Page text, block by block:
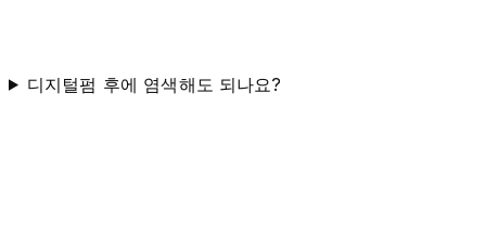
디지털펌 후에 염색해도 되나요?